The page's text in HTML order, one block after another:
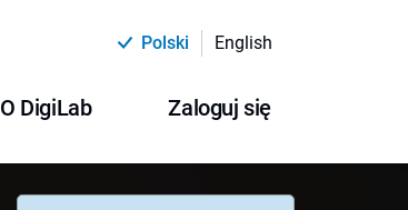
Polski English
O DigiLab Zaloguj się